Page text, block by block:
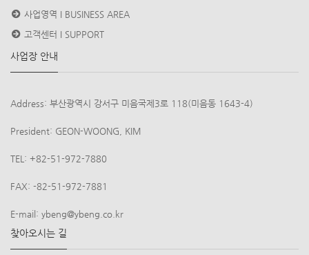
사업영역 I BUSINESS AREA
고객센터 I SUPPORT
사업장 안내
Address: 부산광역시 강서구 미음국제3로 118(미음동 1643-4)
President: GEON-WOONG, KIM
TEL: +82-51-972-7880
FAX: -82-51-972-7881
E-mail: ybeng@ybeng.co.kr
찾아오시는 길